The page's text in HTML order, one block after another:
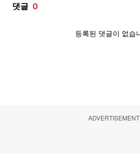
ADVERTISEMENT